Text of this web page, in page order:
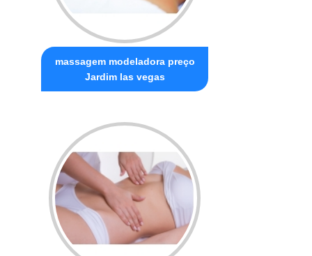
massagem modeladora preço
Jardim las vegas